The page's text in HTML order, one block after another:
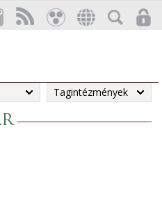
Tagintézmények